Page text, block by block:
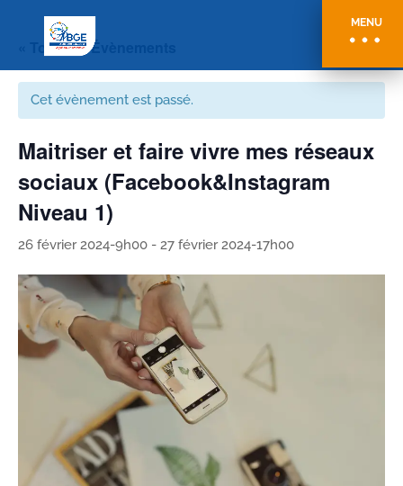
MENU
« Tous les Évènements
Cet évènement est passé.
Maitriser et faire vivre mes réseaux
sociaux (Facebook&Instagram
Niveau 1)
26 février 2024-9h00 - 27 février 2024-17h00